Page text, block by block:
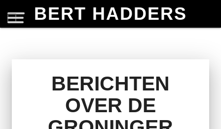
BERT HADDERS
BERICHTEN
OVER DE